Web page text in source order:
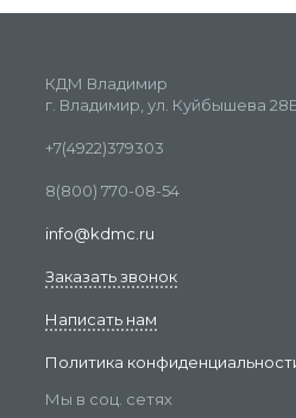
КДМ Владимир
г. Владимир, ул. Куйбышева 28Е
+7(4922)379303
8(800) 770-08-54
info@kdmc.ru
Заказать звонок
Написать нам
Политика
Мы в соц. сетях